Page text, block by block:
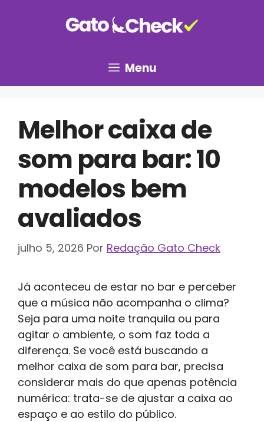
Menu
Melhor caixa de
som para bar: 10
modelos bem
avaliados
julho 5, 2026 Por Redação Gato Check
Já aconteceu de estar no bar e perceber
que a música não acompanha o clima?
Seja para uma noite tranquila ou para
agitar o ambiente, o som faz toda a
diferença. Se você está buscando a
melhor caixa de som para bar, precisa
considerar mais do que apenas potência
numérica: trata-se de ajustar a caixa ao
espaço e ao estilo do público.